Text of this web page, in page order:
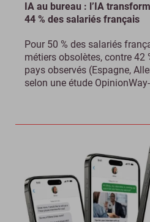
IA au bureau : l’IA
44 % des salariés français
Pour 50 % des salariés
métiers obsolètes, contre 42
pays observés (Espagne,
selon une étude